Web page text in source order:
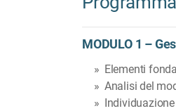
MODULO 1 –
Elementi
Analisi del